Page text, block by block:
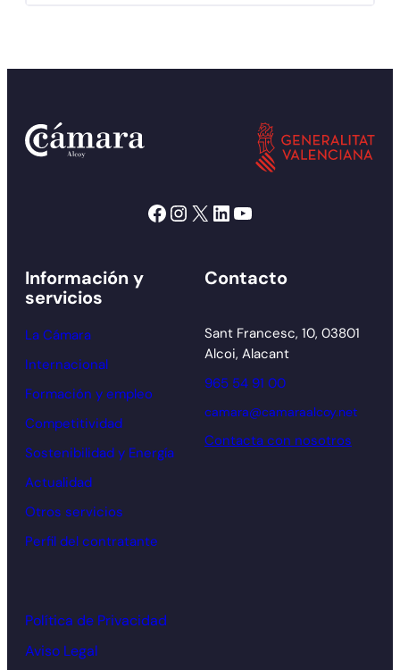
Facebook Instagram X LinkedIn YouTube
Información y
servicios
La Cámara
Internacional
Formación y empleo
Competitividad
Sostenibilidad y Energía
Actualidad
Otros servicios
Perfil del contratante
Contacto
Sant Francesc, 10, 03801
Alcoi, Alacant
965 54 91 00
camara@camaraalcoy.net
Contacta con nosotros
Política de Privacidad
Aviso Legal